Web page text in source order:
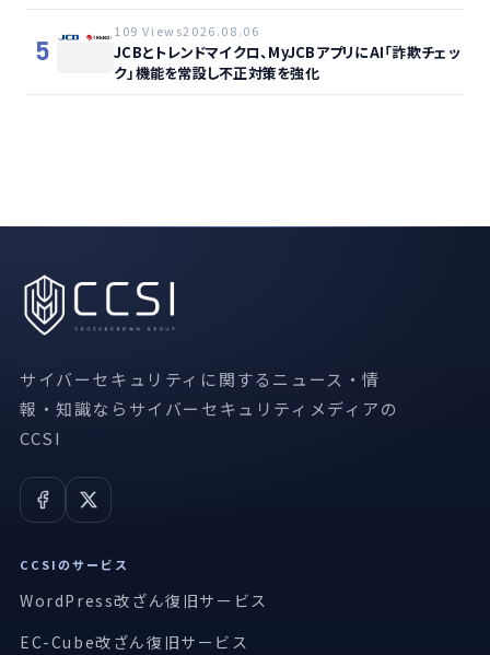
5
109 Views2026.08.06
JCBとトレンドマイクロ、MyJCBアプリにAI「詐欺チェッ
ク」機能を常設し不正対策を強化
サイバーセキュリティに関するニュース・情
報・知識ならサイバーセキュリティメディアの
CCSI
CCSIのサービス
WordPress改ざん復旧サービス
EC-Cube改ざん復旧サービス